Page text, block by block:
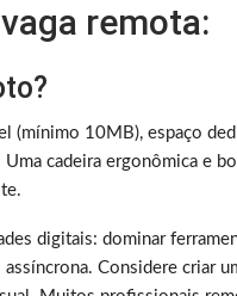
remota:
(mínimo 10MB), espaço
cadeira ergonômica e
digitais: dominar
Considere criar